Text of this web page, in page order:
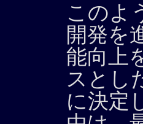
このよ
開発を
能向上
スとし
に決定